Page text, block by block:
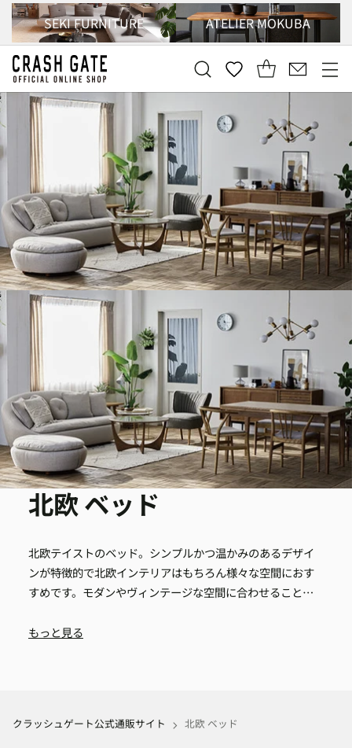
SEKI FURNITURE ATELIER MOKUBA
北欧 ベッド
北欧テイストのベッド。シンプルかつ温かみのあるデザイ
ンが特徴的で北欧インテリアはもちろん様々な空間におす
すめです。モダンやヴィンテージな空間に合わせることで
もっと見る
クラッシュゲート公式通販サイト 北欧 ベッド